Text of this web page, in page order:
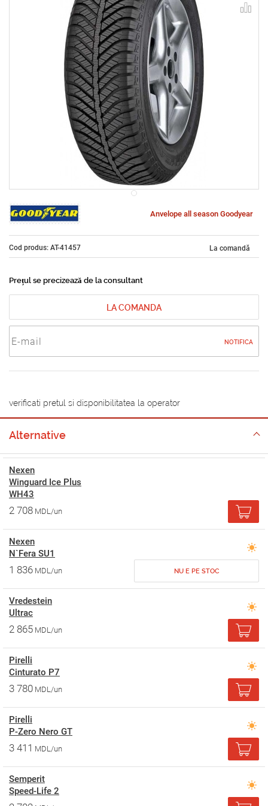
Anvelope all season Goodyear
Cod produs: AT-41457 La comandă
Prețul se precizează de la consultant
LA COMANDA
NOTIFICA
verificati pretul si disponibilitatea la operator
Alternative
Nexen
Winguard Ice Plus
WH43
2 708 MDL/un
Nexen
N`Fera SU1
1 836 MDL/un NU E PE STOC
Vredestein
Ultrac
2 865 MDL/un
Pirelli
Cinturato P7
3 780 MDL/un
Pirelli
P-Zero Nero GT
3 411 MDL/un
Semperit
Speed-Life 2